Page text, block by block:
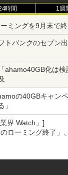
時間 1週
ミングを9月末で終
トバンクのセブン
ahamo40GB化は
の40GBキャン
」
界 Watch」]
ローミング終了」